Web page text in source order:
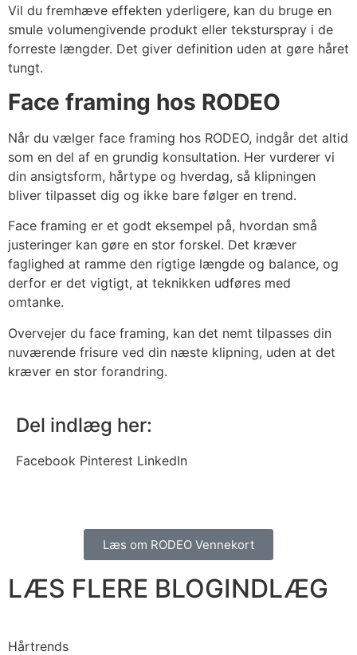
Vil du fremhæve effekten yderligere, kan du bruge en
smule volumengivende produkt eller teksturspray i de
forreste længder. Det giver definition uden at gøre håret
tungt.
Face framing hos RODEO
Når du vælger face framing hos RODEO, indgår det altid
som en del af en grundig konsultation. Her vurderer vi
din ansigtsform, hårtype og hverdag, så klipningen
bliver tilpasset dig og ikke bare følger en trend.
Face framing er et godt eksempel på, hvordan små
justeringer kan gøre en stor forskel. Det kræver
faglighed at ramme den rigtige længde og balance, og
derfor er det vigtigt, at teknikken udføres med
omtanke.
Overvejer du face framing, kan det nemt tilpasses din
nuværende frisure ved din næste klipning, uden at det
kræver en stor forandring.
Del indlæg her:
Facebook Pinterest LinkedIn
Læs om RODEO Vennekort
LÆS FLERE BLOGINDLÆG
Hårtrends